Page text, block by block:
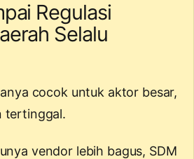
Regulasi
Selalu
cocok untuk aktor besar,
tertinggal.
vendor lebih bagus, SDM